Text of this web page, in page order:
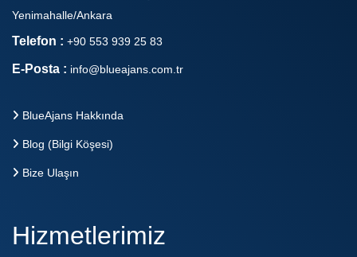
Yenimahalle/Ankara
Telefon : +90 553 939 25 83
E-Posta : info@blueajans.com.tr
BlueAjans Hakkında
Blog (Bilgi Köşesi)
Bize Ulaşın
Hizmetlerimiz